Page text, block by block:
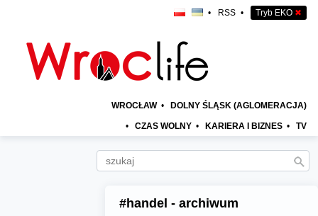
• RSS • Tryb EKO ✖
WROCŁAW • DOLNY ŚLĄSK (AGLOMERACJA)
• CZAS WOLNY • KARIERA I BIZNES • TV
#handel - archiwum